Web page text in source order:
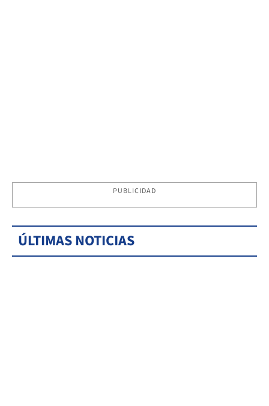
PUBLICIDAD
ÚLTIMAS NOTICIAS